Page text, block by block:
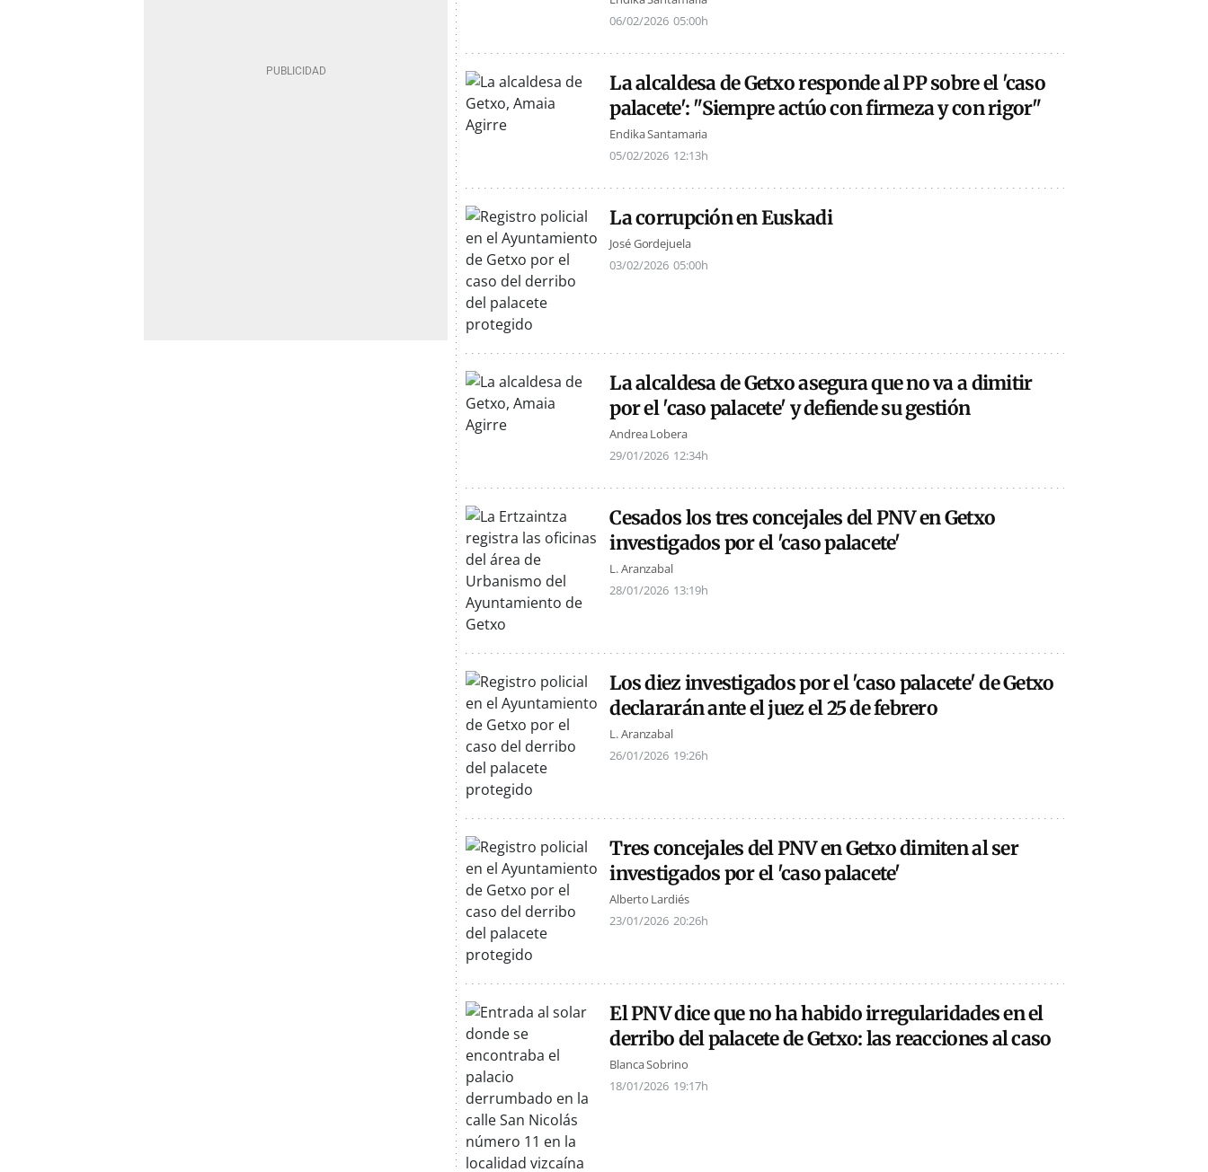
06/02/2026 05:00h
La alcaldesa de Getxo responde al PP sobre el 'caso
palacete': "Siempre actúo con firmeza y con rigor"
Endika Santamaria
05/02/2026 12:13h
La corrupción en Euskadi
José Gordejuela
03/02/2026 05:00h
La alcaldesa de Getxo asegura que no va a dimitir
por el 'caso palacete' y defiende su gestión
Andrea Lobera
29/01/2026 12:34h
Cesados los tres concejales del PNV en Getxo
investigados por el 'caso palacete'
L. Aranzabal
28/01/2026 13:19h
Los diez investigados por el 'caso palacete' de Getxo
declararán ante el juez el 25 de febrero
L. Aranzabal
26/01/2026 19:26h
Tres concejales del PNV en Getxo dimiten al ser
investigados por el 'caso palacete'
Alberto Lardiés
23/01/2026 20:26h
El PNV dice que no ha habido irregularidades en el
derribo del palacete de Getxo: las reacciones al caso
Blanca Sobrino
18/01/2026 19:17h